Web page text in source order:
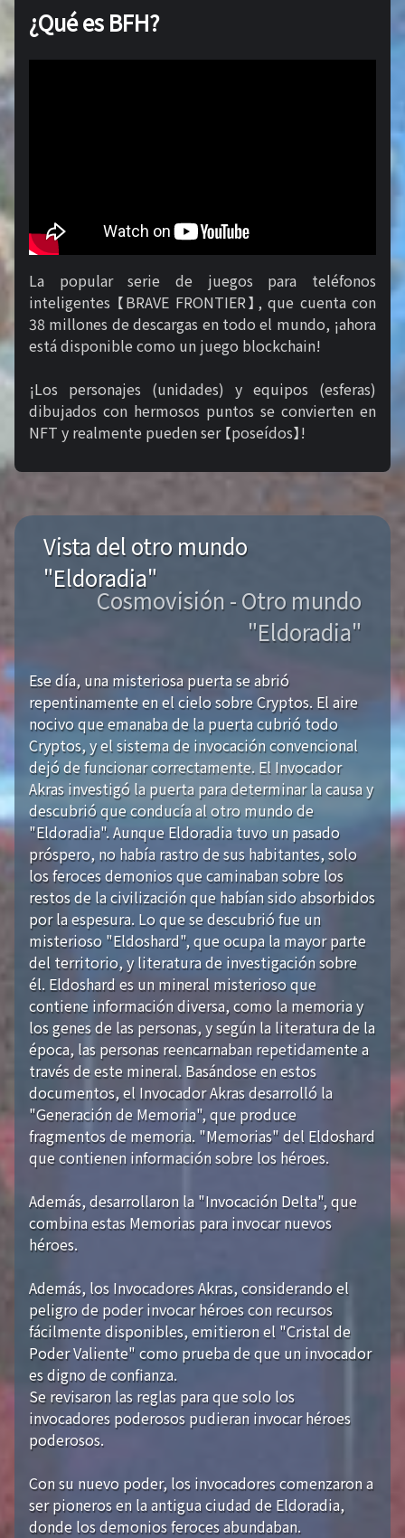
¿Qué es BFH?
La popular serie de juegos para teléfonos
inteligentes 【BRAVE FRONTIER】, que cuenta con
38 millones de descargas en todo el mundo, ¡ahora
está disponible como un juego blockchain!
¡Los personajes (unidades) y equipos (esferas)
dibujados con hermosos puntos se convierten en
NFT y realmente pueden ser 【poseídos】!
Vista del otro mundo
"Eldoradia"
Cosmovisión - Otro mundo
"Eldoradia"
Ese día, una misteriosa puerta se abrió
repentinamente en el cielo sobre Cryptos. El aire
nocivo que emanaba de la puerta cubrió todo
Cryptos, y el sistema de invocación convencional
dejó de funcionar correctamente. El Invocador
Akras investigó la puerta para determinar la causa y
descubrió que conducía al otro mundo de
"Eldoradia". Aunque Eldoradia tuvo un pasado
próspero, no había rastro de sus habitantes, solo
los feroces demonios que caminaban sobre los
restos de la civilización que habían sido absorbidos
por la espesura. Lo que se descubrió fue un
misterioso "Eldoshard", que ocupa la mayor parte
del territorio, y literatura de investigación sobre
él. Eldoshard es un mineral misterioso que
contiene información diversa, como la memoria y
los genes de las personas, y según la literatura de la
época, las personas reencarnaban repetidamente a
través de este mineral. Basándose en estos
documentos, el Invocador Akras desarrolló la
"Generación de Memoria", que produce
fragmentos de memoria. "Memorias" del Eldoshard
que contienen información sobre los héroes.
Además, desarrollaron la "Invocación Delta", que
combina estas Memorias para invocar nuevos
héroes.
Además, los Invocadores Akras, considerando el
peligro de poder invocar héroes con recursos
fácilmente disponibles, emitieron el "Cristal de
Poder Valiente" como prueba de que un invocador
es digno de confianza.
Se revisaron las reglas para que solo los
invocadores poderosos pudieran invocar héroes
poderosos.
Con su nuevo poder, los invocadores comenzaron a
ser pioneros en la antigua ciudad de Eldoradia,
donde los demonios feroces abundaban.